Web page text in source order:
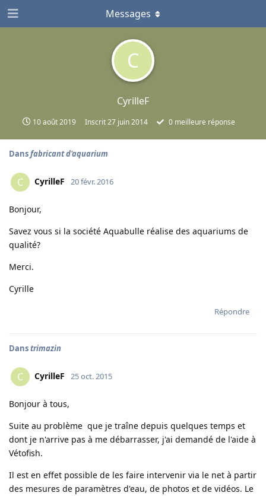
C
CyrilleF
10 août 2019 Inscrit27 juin 2014 0meilleure réponse
Messages
Dansfabricant d'aquarium
C CyrilleF 20 févr. 2016
Bonjour,
Savez vous si la société Aquabulle réalise des aquariums de
qualité?
Merci.
Cyrille
Répondre
Danstrimazin
C CyrilleF 25 oct. 2015
Bonjour à tous,
Suite au problème que je traîne depuis quelques temps et
dont je n'arrive pas à me débarrasser, j'ai demandé de l'aide à
Vétofish.
Il est en effet possible de les faire intervenir via le net à partir
des mesures de paramètres d'eau, de photos et de vidéos. Le